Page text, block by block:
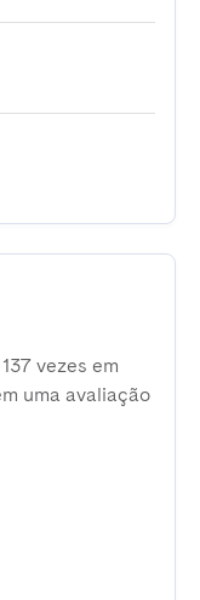
vezes em
uma avaliação